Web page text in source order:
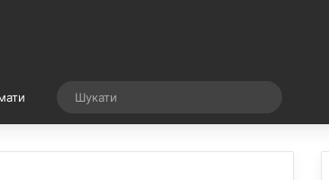
Випадкова стаття